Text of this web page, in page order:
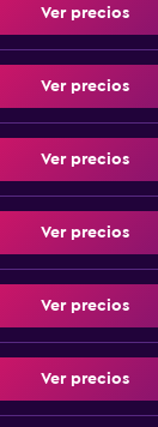
Ver precios
Ver precios
Ver precios
Ver precios
Ver precios
Ver precios